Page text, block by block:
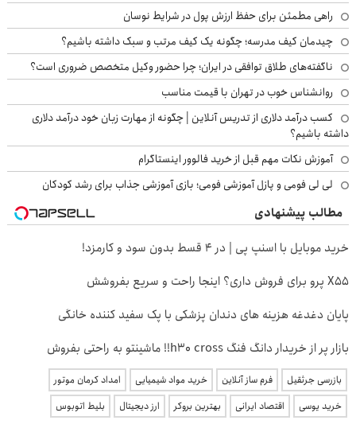
راهی مطمئن برای حفظ ارزش پول در شرایط نوسان
چیدمان کیف مدرسه؛ چگونه یک کیف مرتب و سبک داشته باشیم؟
ناگفته‌های طلاق توافقی در ایران؛ چرا حضور وکیل متخصص ضروری است؟
روانشناس خوب در تهران با قیمت مناسب
کسب درآمد دلاری از تدریس آنلاین | چگونه از مهارت زبان خود درآمد دلاری
داشته باشیم؟
آموزش نکات مهم قبل از خرید فالوور اینستاگرام
لی لی فومی و پازل آموزشی فومی؛ بازی آموزشی جذاب برای رشد کودکان
مطالب پیشنهادی
خرید موبایل با اسنپ پی | در ۴ قسط بدون سود و کارمزد!
X55 پرو برای فروش داری؟ اینجا راحت و سریع بفروشش
پایان دغدغه هزینه های دندان پزشکی با پک سفید کننده خانگی
بازار پر از خریدار دانگ فنگ h30 cross!! ماشینتو به راحتی بفروش
بازرسی جرثقیل فرم ساز آنلاین خرید مواد شیمیایی
امداد کرمان موتور
خرید یوسی
اقتصاد ایرانی بهترین بروکر ارز دیجیتال بلیط اتوبوس